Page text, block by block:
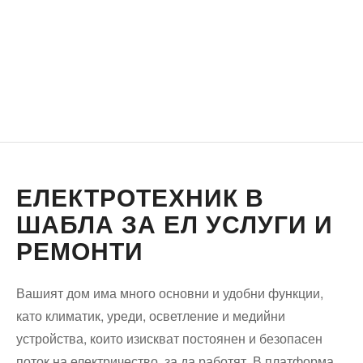
ЕЛЕКТРОТЕХНИК В
ШАБЛА ЗА ЕЛ УСЛУГИ И
РЕМОНТИ
Вашият дом има много основни и удобни функции,
като климатик, уреди, осветление и медийни
устройства, които изискват постоянен и безопасен